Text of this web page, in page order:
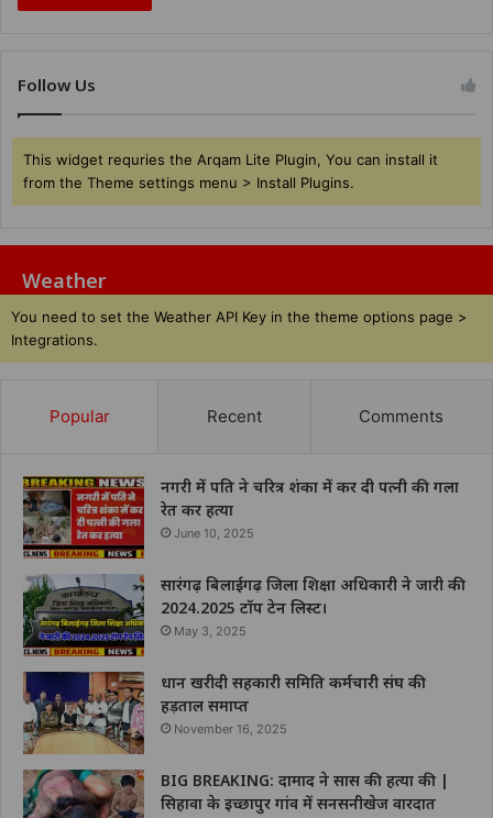
Follow Us
This widget requries the Arqam Lite Plugin, You can install it
from the Theme settings menu > Install Plugins.
Weather
You need to set the Weather API Key in the theme options page >
Integrations.
Popular Recent Comments
नगरी में पति ने चरित्र शंका में कर दी पत्नी की गला
रेत कर हत्या
June 10, 2025
सारंगढ़ बिलाईगढ़ जिला शिक्षा अधिकारी ने जारी की
2024.2025 टॉप टेन लिस्ट।
May 3, 2025
धान खरीदी सहकारी समिति कर्मचारी संघ की
हड़ताल समाप्त
November 16, 2025
BIG BREAKING: दामाद ने सास की हत्या की |
सिहावा के इच्छापुर गांव में सनसनीखेज वारदात